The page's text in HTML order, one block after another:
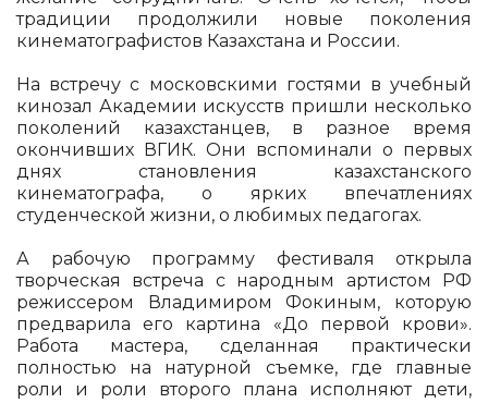
традиции продолжили новые поколения
кинематографистов Казахстана и России.
На встречу с московскими гостями в учебный
кинозал Академии искусств пришли несколько
поколений казахстанцев, в разное время
окончивших ВГИК. Они вспоминали о первых
днях становления казахстанского
кинематографа, о ярких впечатлениях
студенческой жизни, о любимых педагогах.
А рабочую программу фестиваля открыла
творческая встреча с народным артистом РФ
режиссером Владимиром Фокиным, которую
предварила его картина «До первой крови».
Работа мастера, сделанная практически
полностью на натурной съемке, где главные
роли и роли второго плана исполняют дети,